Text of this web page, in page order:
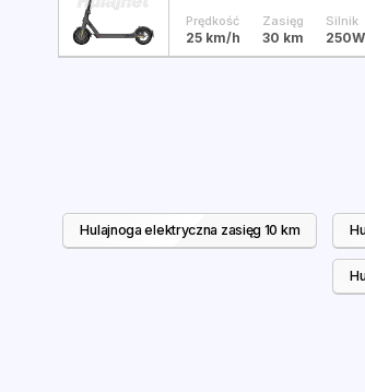
Prędkość
25 km/h
Zasięg
30 km
Silnik
250W
Hulajnoga elektryczna zasięg 10 km